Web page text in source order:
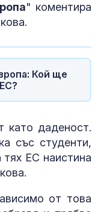
" коментира
Кой ще
като даденост.
със студенти,
тях ЕС наистина
от това